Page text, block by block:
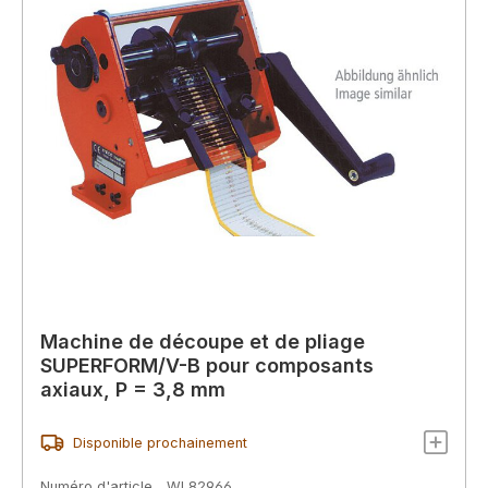
Machine de découpe et de pliage
SUPERFORM/V-B pour composants
axiaux, P = 3,8 mm
Disponible prochainement